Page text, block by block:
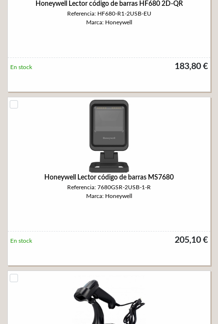
Honeywell Lector código de barras HF680 2D-QR
Referencia: HF680-R1-2USB-EU
Marca: Honeywell
183,80 €
En stock
Honeywell Lector código de barras MS7680
Referencia: 7680GSR-2USB-1-R
Marca: Honeywell
205,10 €
En stock